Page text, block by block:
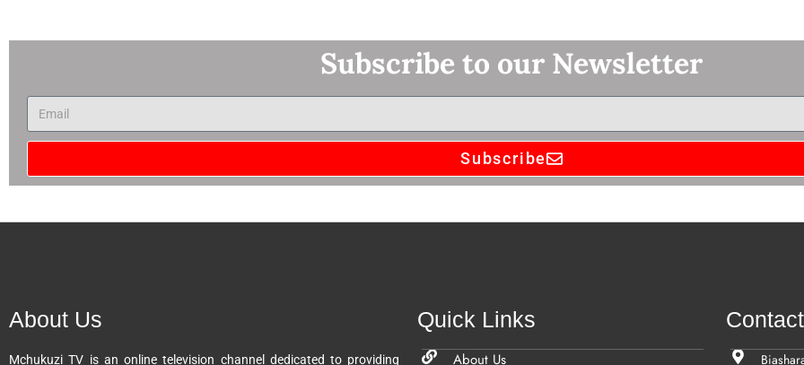
Subscribe to our Newsletter
Subscribe
A
a
About Us
Mchukuzi TV is an online television channel dedicated to providing
Quick Links
About Us